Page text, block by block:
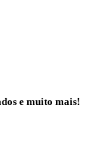
e muito mais!